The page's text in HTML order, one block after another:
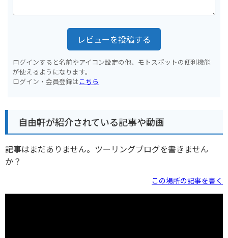
レビューを投稿する
ログインすると名前やアイコン設定の他、モトスポットの便利機能
が使えるようになります。
ログイン・会員登録はこちら
自由軒が紹介されている記事や動画
記事はまだありません。ツーリングブログを書きません
か？
この場所の記事を書く